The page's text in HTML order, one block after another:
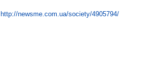
http://newsme.com.ua/society/4905794/